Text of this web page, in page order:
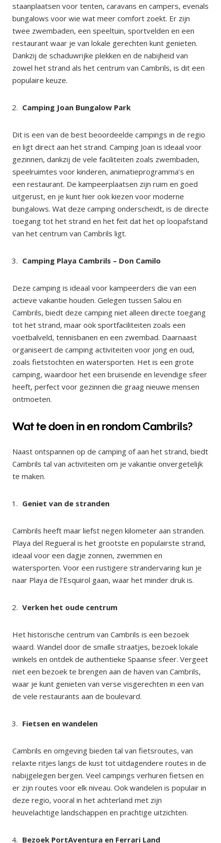
staanplaatsen voor tenten, caravans en campers, evenals
bungalows voor wie wat meer comfort zoekt. Er zijn
twee zwembaden, een speeltuin, sportvelden en een
restaurant waar je van lokale gerechten kunt genieten.
Dankzij de schaduwrijke plekken en de nabijheid van
zowel het strand als het centrum van Cambrils, is dit een
populaire keuze.
Camping Joan Bungalow Park
Dit is een van de best beoordeelde campings in de regio
en ligt direct aan het strand. Camping Joan is ideaal voor
gezinnen, dankzij de vele faciliteiten zoals zwembaden,
speelruimtes voor kinderen, animatieprogramma’s en
een restaurant. De kampeerplaatsen zijn ruim en goed
uitgerust, en je kunt hier ook kiezen voor moderne
bungalows. Wat deze camping onderscheidt, is de directe
toegang tot het strand en het feit dat het op loopafstand
van het centrum van Cambrils ligt.
Camping Playa Cambrils – Don Camilo
Deze camping is ideaal voor kampeerders die van een
actieve vakantie houden. Gelegen tussen Salou en
Cambrils, biedt deze camping niet alleen directe toegang
tot het strand, maar ook sportfaciliteiten zoals een
voetbalveld, tennisbanen en een zwembad. Daarnaast
organiseert de camping activiteiten voor jong en oud,
zoals fietstochten en watersporten. Het is een grote
camping, waardoor het een bruisende en levendige sfeer
heeft, perfect voor gezinnen die graag nieuwe mensen
ontmoeten.
Wat te doen in en rondom Cambrils?
Naast ontspannen op de camping of aan het strand, biedt
Cambrils tal van activiteiten om je vakantie onvergetelijk
te maken.
Geniet van de stranden
Cambrils heeft maar liefst negen kilometer aan stranden.
Playa del Regueral is het grootste en populairste strand,
ideaal voor een dagje zonnen, zwemmen en
watersporten. Voor een rustigere strandervaring kun je
naar Playa de l’Esquirol gaan, waar het minder druk is.
Verken het oude centrum
Het historische centrum van Cambrils is een bezoek
waard. Wandel door de smalle straatjes, bezoek lokale
winkels en ontdek de authentieke Spaanse sfeer. Vergeet
niet een bezoek te brengen aan de haven van Cambrils,
waar je kunt genieten van verse visgerechten in een van
de vele restaurants aan de boulevard.
Fietsen en wandelen
Cambrils en omgeving bieden tal van fietsroutes, van
relaxte ritjes langs de kust tot uitdagendere routes in de
nabijgelegen bergen. Veel campings verhuren fietsen en
er zijn routes voor elk niveau. Ook wandelen is populair in
deze regio, vooral in het achterland met zijn
heuvelachtige landschappen en prachtige uitzichten.
Bezoek PortAventura en Ferrari Land